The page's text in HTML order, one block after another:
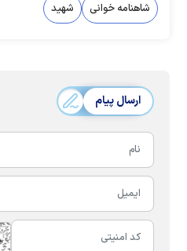
شاهنامه خوانی
شهید
ارسال پیام